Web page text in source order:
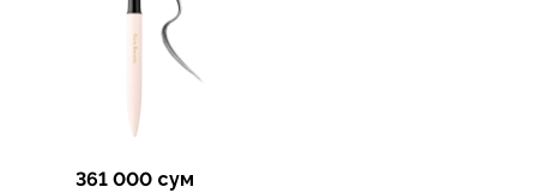
361 000 сум